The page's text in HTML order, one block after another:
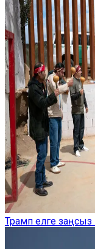
Трамп елге заңсыз